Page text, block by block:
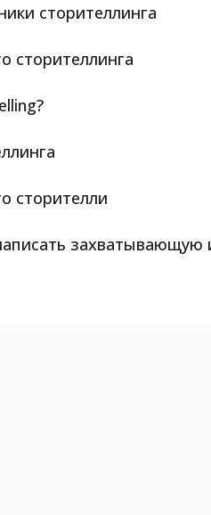
сторителлинга
сторителлинга
сторителли
захватывающую